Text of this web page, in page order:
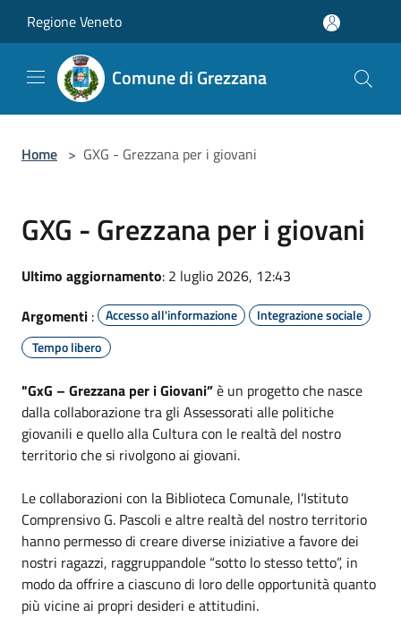
Regione Veneto
Comune di Grezzana
Home > GXG - Grezzana per i giovani
GXG - Grezzana per i giovani
Ultimo aggiornamento: 2 luglio 2026, 12:43
Argomenti : Accesso all'informazione
Integrazione sociale
Tempo libero
"GxG – Grezzana per i Giovani”è un progetto che nasce
dalla collaborazione tra gli Assessorati alle politiche
giovanili e quello alla Cultura con le realtà del nostro
territorio che si rivolgono ai giovani.
Le collaborazioni con la Biblioteca Comunale, l’Istituto
Comprensivo G. Pascoli e altre realtà del nostro territorio
hanno permesso di creare diverse iniziative a favore dei
nostri ragazzi, raggruppandole “sotto lo stesso tetto”, in
modo da offrire a ciascuno di loro delle opportunità quanto
più vicine ai propri desideri e attitudini.